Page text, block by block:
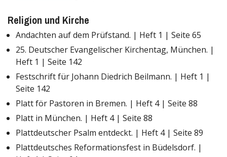
Religion und Kirche
Andachten auf dem Prüfstand. | Heft 1 | Seite 65
25. Deutscher Evangelischer Kirchentag, München. |
Heft 1 | Seite 142
Festschrift für Johann Diedrich Beilmann. | Heft 1 |
Seite 142
Platt för Pastoren in Bremen. | Heft 4 | Seite 88
Platt in München. | Heft 4 | Seite 88
Plattdeutscher Psalm entdeckt. | Heft 4 | Seite 89
Plattdeutsches Reformationsfest in Büdelsdorf. |